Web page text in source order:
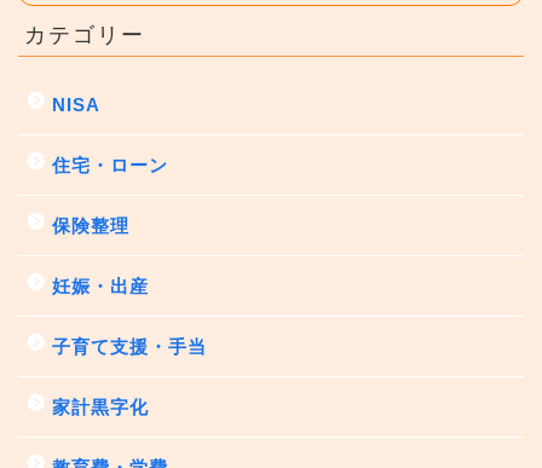
カテゴリー
NISA
住宅・ローン
保険整理
妊娠・出産
子育て支援・手当
家計黒字化